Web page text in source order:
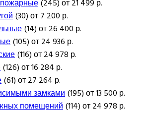
(245) от 21 499 р.
(30) от 7 200 р.
(14) от 26 400 р.
(105) от 24 936 р.
(116) от 24 978 р.
(126) от 16 284 р.
(61) от 27 264 р.
замками(195) от 13 500 р.
помещений(114) от 24 978 р.